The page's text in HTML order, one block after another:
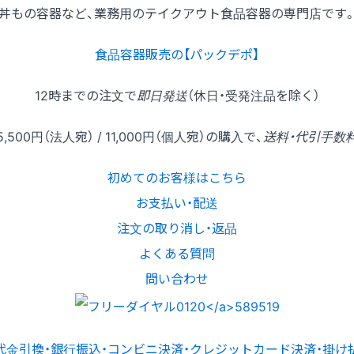
もの容器など、業務用のテイクアウト食品容器の専門店です。
食品容器販売の【パックデポ】
12時までの注文で即日発送（休日・受発注品を除く）
円（法人宛） / 11,000円（個人宛）の購入で、 送料・代引手数
初めてのお客様はこちら
お支払い・配送
注文の取り消し・返品
よくある質問
問い合わせ